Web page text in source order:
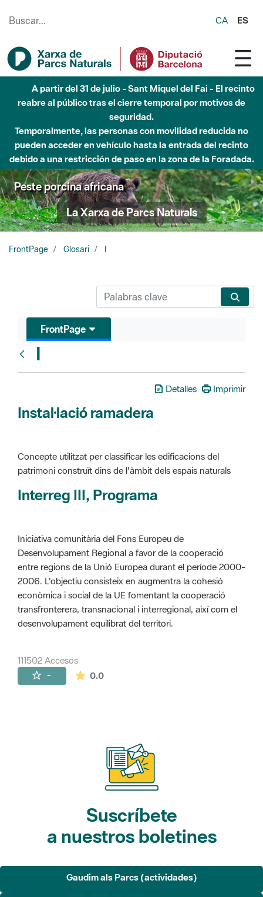
CA ES
A partir del 31 de julio - Sant Miquel del Fai - El recinto
reabre al público tras el cierre temporal por motivos de
seguridad.
Temporalmente, las personas con movilidad reducida no
pueden acceder en vehículo hasta la entrada del recinto
debido a una restricción de paso en la zona de la Foradada.
Peste porcina africana
La Xarxa de Parcs Naturals
FrontPage Glosari
FrontPage
I
Detalles Imprimir
Instal·lació ramadera
Concepte utilitzat per classificar les edificacions del
patrimoni construït dins de l'àmbit dels espais naturals
Interreg III, Programa
Iniciativa comunitària del Fons Europeu de
Desenvolupament Regional a favor de la cooperació
entre regions de la Unió Europea durant el període 2000-
2006. L'objectiu consisteix en augmentra la cohesió
econòmica i social de la UE fomentant la cooperació
transfronterera, transnacional i interregional, així com el
desenvolupament equilibrat del territori.
111502 Accesos
- 0.0La valoración media es de 0 estrellas de
Suscríbete
a nuestros boletines
Gaudim als Parcs (actividades)